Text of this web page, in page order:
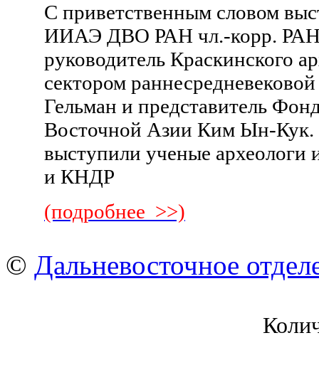
С приветственным словом
ИИАЭ ДВО РАН чл.-корр. РАН
руководитель Краскинского
сектором
Гельман и представитель
Восточной Азии Ким Ын-Кук.
выступили ученые
и КНДР
(подробнее >>)
© Дальневосточное